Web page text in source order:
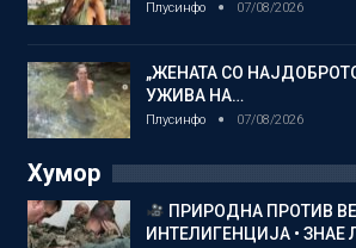
Плусинфо 07/08/2026
„ЖЕНАТА СО
УЖИВА НА…
Плусинфо 07/08/2026
Хумор
ПРИРОДНА ПРОТИВ
ИНТЕЛИГЕНЦИЈА • ЗНАЕ